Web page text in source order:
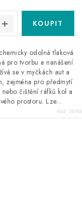
odolná tlaková
pro tvorbu a nanášení
se v myčkách aut a
zejména pro předmytí
nebo čištění ráfků kol a
prostoru. Lze...
Kód: 26184